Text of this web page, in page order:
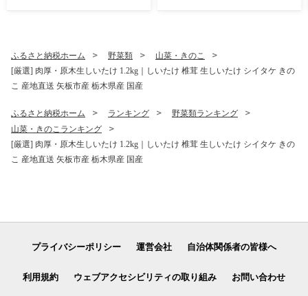
ふるさと納税ホーム 野菜類
山菜・きのこ
[厳選] 肉厚・原木生しいたけ 1.2kg｜しいたけ 椎茸 生しいたけ シイタケ きの
こ 産地直送 矢板市産 栃木県産 国産
ふるさと納税ホーム ランキング
野菜類ランキング
山菜・きのこランキング
[厳選] 肉厚・原木生しいたけ 1.2kg｜しいたけ 椎茸 生しいたけ シイタケ きの
こ 産地直送 矢板市産 栃木県産 国産
プライバシーポリシー 運営会社 自治体関係者の皆様へ
利用規約 ウェブアクセシビリティの取り組み お問い合わせ